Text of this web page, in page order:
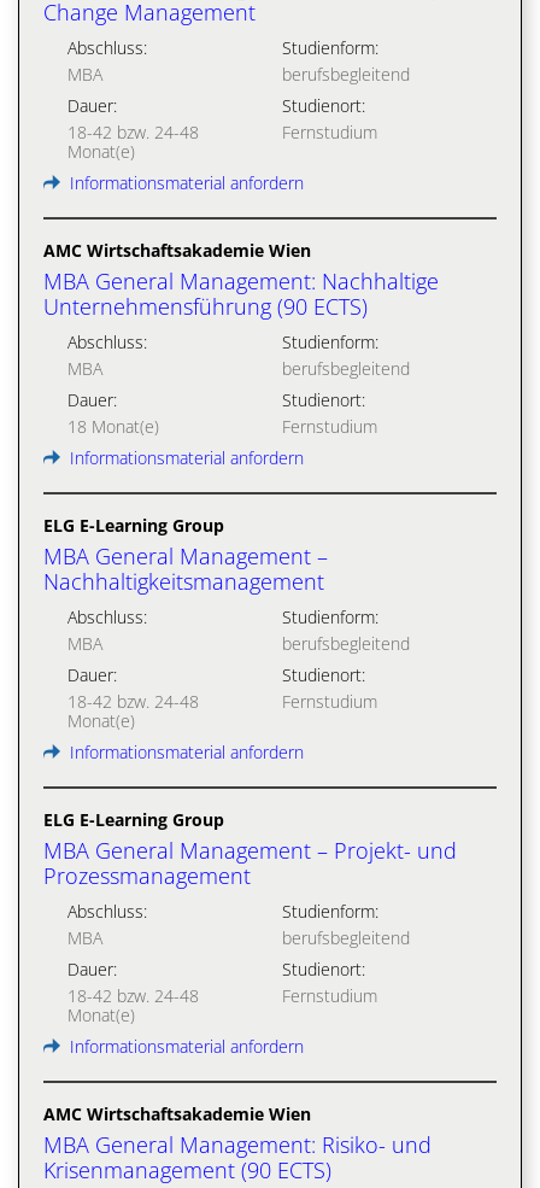
Change Management
Abschluss:
MBA
Studienform:
berufsbegleitend
Dauer:
18-42 bzw. 24-48
Monat(e)
Studienort:
Fernstudium
Informationsmaterial anfordern
AMC Wirtschaftsakademie Wien
MBA General Management: Nachhaltige
Unternehmensführung (90 ECTS)
Abschluss:
MBA
Studienform:
berufsbegleitend
Dauer:
18 Monat(e)
Studienort:
Fernstudium
Informationsmaterial anfordern
ELG E-Learning Group
MBA General Management –
Nachhaltigkeitsmanagement
Abschluss:
MBA
Studienform:
berufsbegleitend
Dauer:
18-42 bzw. 24-48
Monat(e)
Studienort:
Fernstudium
Informationsmaterial anfordern
ELG E-Learning Group
MBA General Management – Projekt- und
Prozessmanagement
Abschluss:
MBA
Studienform:
berufsbegleitend
Dauer:
18-42 bzw. 24-48
Monat(e)
Studienort:
Fernstudium
Informationsmaterial anfordern
AMC Wirtschaftsakademie Wien
MBA General Management: Risiko- und
Krisenmanagement (90 ECTS)